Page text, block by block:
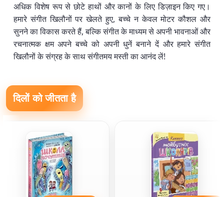
अधिक विशेष रूप से छोटे हाथों और कानों के लिए डिज़ाइन किए गए।
हमारे संगीत खिलौनों पर खेलते हुए, बच्चे न केवल मोटर कौशल और
सुनने का विकास करते हैं, बल्कि संगीत के माध्यम से अपनी भावनाओं और
रचनात्मक क्षम अपने बच्चे को अपनी धुनें बनाने दें और हमारे संगीत
खिलौनों के संग्रह के साथ संगीतमय मस्ती का आनंद लें!
दिलों को जीतता है